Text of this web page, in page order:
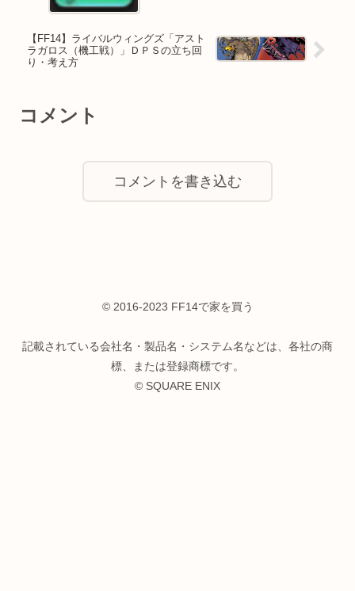
【FF14】ライバルウィングズ「アスト
ラガロス（機工戦）」ＤＰＳの立ち回
り・考え方
コメント
コメントを書き込む
© 2016-2023 FF14で家を買う
記載されている会社名・製品名・システム名などは、各社の商
標、または登録商標です。
© SQUARE ENIX